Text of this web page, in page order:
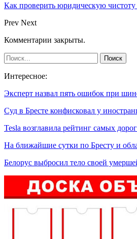
Как проверить юридическую
Prev Next
Комментарии закрыты.
Интересное:
Эксперт назвал пять ошибок при
Суд в Бресте конфисковал у
Tesla возглавила рейтинг самых
На ближайшие сутки по Бресту и
Белорус выбросил тело своей